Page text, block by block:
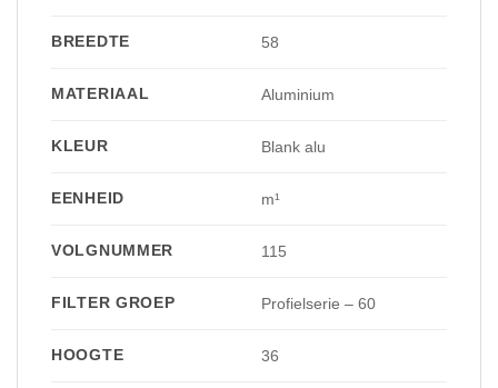
BREEDTE 58
MATERIAAL Aluminium
KLEUR Blank alu
EENHEID m¹
VOLGNUMMER 115
FILTER GROEP Profielserie – 60
HOOGTE 36